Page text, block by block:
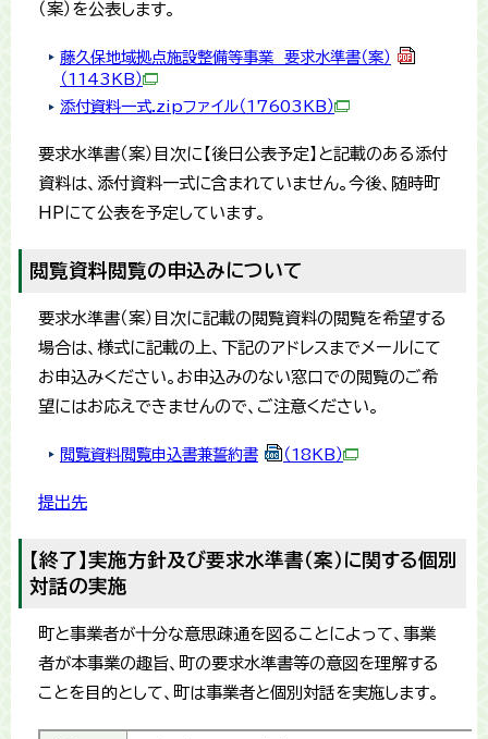
（案）を公表します。
藤久保地域拠点施設整備等事業 要求水準書（案）
（1143KB）
添付資料一式.zipファイル（17603KB）
要求水準書（案）目次に【後日公表予定】と記載のある添付
資料は、添付資料一式に含まれていません。今後、随時町
HPにて公表を予定しています。
閲覧資料閲覧の申込みについて
要求水準書（案）目次に記載の閲覧資料の閲覧を希望する
場合は、様式に記載の上、下記のアドレスまでメールにて
お申込みください。お申込みのない窓口での閲覧のご希
望にはお応えできませんので、ご注意ください。
閲覧資料閲覧申込書兼誓約書 （18KB）
提出先
【終了】実施方針及び要求水準書（案）に関する個別
対話の実施
町と事業者が十分な意思疎通を図ることによって、事業
者が本事業の趣旨、町の要求水準書等の意図を理解する
ことを目的として、町は事業者と個別対話を実施します。